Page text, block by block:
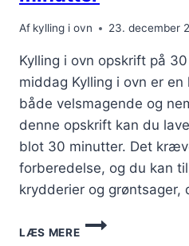
Af kylling i ovn 23. december
Kylling i ovn opskrift på
middag Kylling i ovn er
både velsmagende og
denne opskrift kan du
blot 30 minutter. Det
forberedelse, og du kan
krydderier og grøntsager,
LÆS MERE
KYLLING
I